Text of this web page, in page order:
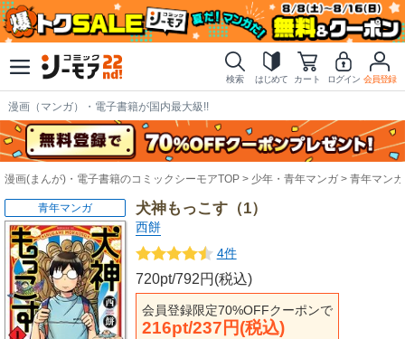
検索 はじめて カート ログイン 会員登録
漫画（マンガ）・電子書籍が国内最大級!!
漫画(まんが)・電子書籍のコミックシーモアTOP 少年・青年マンガ 青年マンガ
犬神もっこす（1）
西餅
4件
720pt/792円(税込)
会員登録限定70%OFFクーポンで
216pt/237円(税込)
青年マンガ